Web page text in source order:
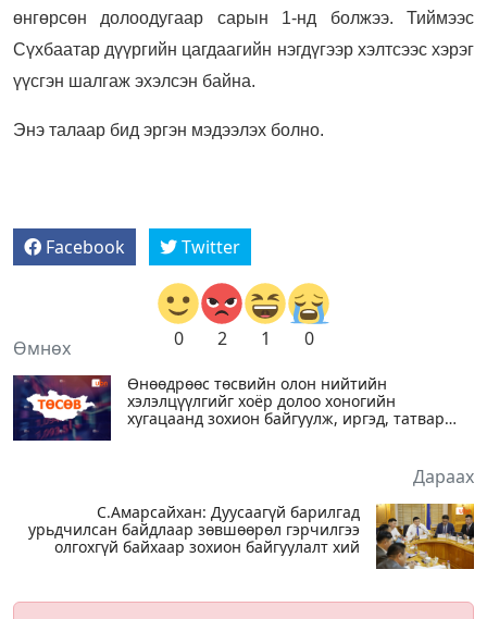
өнгөрсөн долоодугаар сарын 1-нд болжээ. Тиймээс
Сүхбаатар дүүргийн цагдаагийн нэгдүгээр хэлтсээс хэрэг
үүсгэн шалгаж эхэлсэн байна.
Энэ талаар бид эргэн мэдээлэх болно.
Facebook Twitter
0 2 1 0
Өмнөх
Өнөөдрөөс төсвийн олон нийтийн
хэлэлцүүлгийг хоёр долоо хоногийн
хугацаанд зохион байгуулж, иргэд, татвар
Дараах
С.Амарсайхан: Дуусаагүй барилгад
урьдчилсан байдлаар зөвшөөрөл гэрчилгээ
олгохгүй байхаар зохион байгуулалт хий